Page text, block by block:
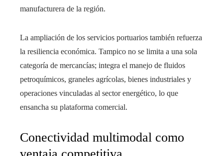
manufacturera de la región.
La ampliación de los servicios portuarios también refuerza
la resiliencia económica. Tampico no se limita a una sola
categoría de mercancías; integra el manejo de fluidos
petroquímicos, graneles agrícolas, bienes industriales y
operaciones vinculadas al sector energético, lo que
ensancha su plataforma comercial.
Conectividad multimodal como